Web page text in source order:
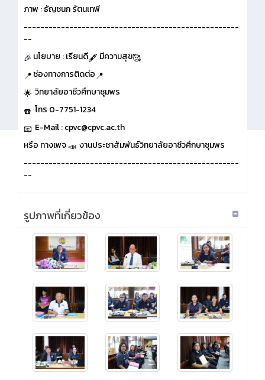
ภาพ : ธัญชนก รัตนเทพี
----------------------------------------------------
--
นโยบาย : เรียนดี
มีความสุข
ช่องทางการติดต่อ
วิทยาลัยอาชีวศึกษาชุมพร
โทร 0-7751-1234
E-Mail : cpvc@cpvc.ac.th
หรือ ทางเพจ
งานประชาสัมพันธ์วิทยาลัยอาชีวศึกษาชุมพร
----------------------------------------------------
--
รูปภาพที่เกี่ยวข้อง